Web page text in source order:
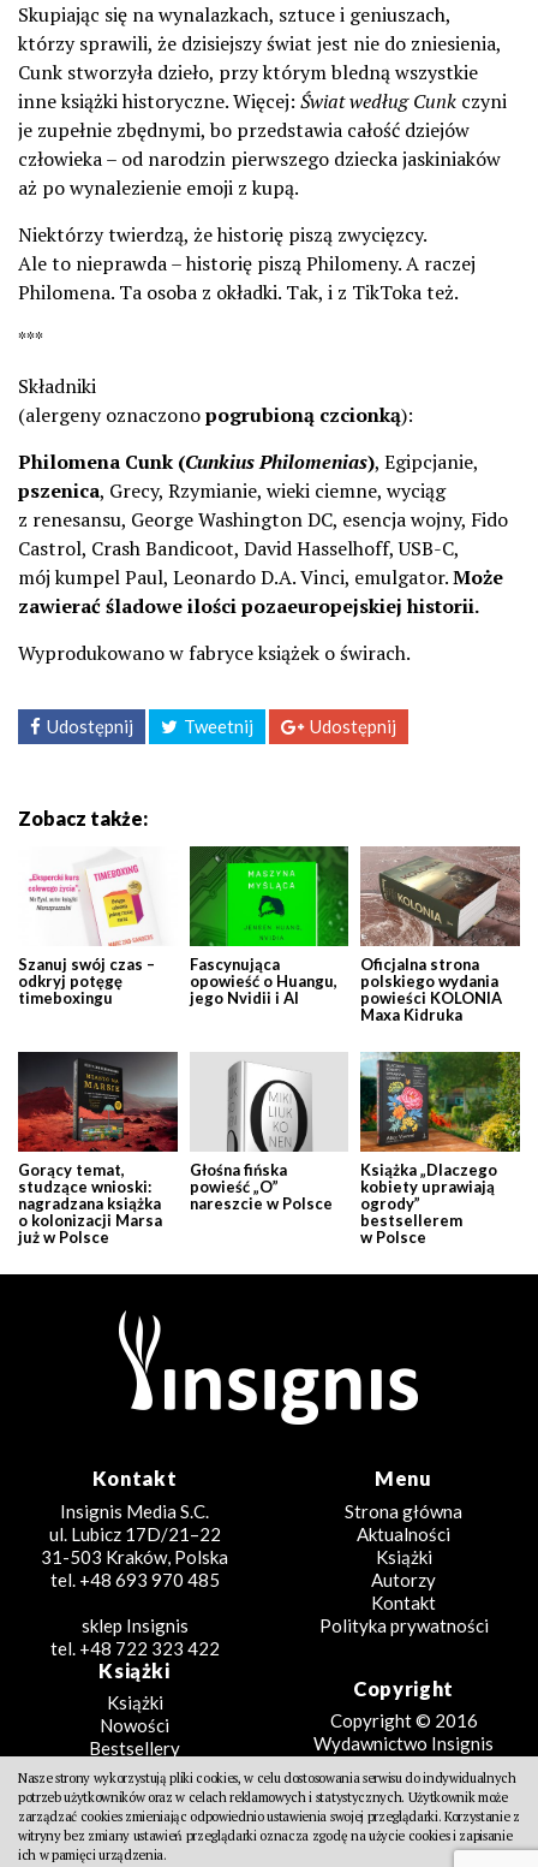
Skupiając się na wynalazkach, sztuce i geniuszach,
którzy sprawili, że dzisiejszy świat jest nie do zniesienia,
Cunk stworzyła dzieło, przy którym bledną wszystkie
inne książki historyczne. Więcej: Świat według Cunk czyni
je zupełnie zbędnymi, bo przedstawia całość dziejów
człowieka – od narodzin pierwszego dziecka jaskiniaków
aż po wynalezienie emoji z kupą.
Niektórzy twierdzą, że historię piszą zwycięzcy.
Ale to nieprawda – historię piszą Philomeny. A raczej
Philomena. Ta osoba z okładki. Tak, i z TikToka też.
***
Składniki
(alergeny oznaczonopogrubioną czcionką):
Philomena Cunk (Cunkius Philomenias), Egipcjanie,
pszenica, Grecy, Rzymianie, wieki ciemne, wyciąg
z renesansu, George Washington DC, esencja wojny, Fido
Castrol, Crash Bandicoot, David Hasselhoff, USB-C,
mój kumpel Paul, Leonardo D.A. Vinci, emulgator.Może
zawierać śladowe ilości pozaeuropejskiej historii.
Wyprodukowano w fabryce książek o świrach.
Udostępnij Tweetnij Udostępnij
Zobacz także:
Szanuj swój czas –
odkryj potęgę
timeboxingu
Fascynująca
opowieść o Huangu,
jego Nvidii i AI
Oficjalna strona
polskiego wydania
powieści KOLONIA
Maxa Kidruka
Gorący temat,
studzące wnioski:
nagradzana książka
o kolonizacji Marsa
już w Polsce
Głośna fińska
powieść „O”
nareszcie w Polsce
Książka „Dlaczego
kobiety uprawiają
ogrody”
bestsellerem
w Polsce
Kontakt
Insignis Media S.C.
ul. Lubicz 17D/21–22
31-503 Kraków, Polska
tel. +48 693 970 485
sklep Insignis
tel. +48 722 323 422
Menu
Strona główna
Aktualności
Książki
Autorzy
Kontakt
Polityka prywatności
Książki
Książki
Nowości
Bestsellery
Zapowiedzi
Beletrystyka
Fantastyka
Literatura faktu
Poradniki
Copyright
Copyright © 2016
Wydawnictwo Insignis
Projekt
Design Partners
Nasze strony wykorzystują pliki cookies, w celu dostosowania serwisu do indywidualnych
potrzeb użytkowników oraz w celach reklamowych i statystycznych. Użytkownik może
zarządzać cookies zmieniając odpowiednio ustawienia swojej przeglądarki. Korzystanie z
witryny bez zmiany ustawień przeglądarki oznacza zgodę na użycie cookies i zapisanie
ich w pamięci urządzenia.